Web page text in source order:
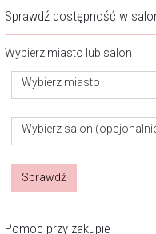
Sprawdź dostępność w
Wybierz miasto lub salon
Wybierz miasto
Wybierz salon
Sprawdź
Pomoc przy zakupie